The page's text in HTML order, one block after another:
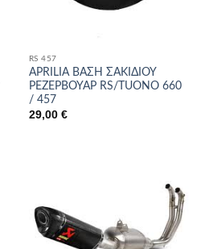
RS 457
APRILIA ΒΑΣΗ ΣΑΚΙΔΙΟΥ
ΡΕΖΕΡΒΟΥΑΡ RS/TUONO 660
/ 457
29,00 €